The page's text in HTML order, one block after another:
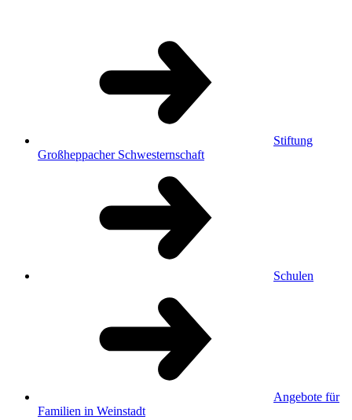
Stiftung
Großheppacher Schwesternschaft
Schulen
Angebote für
Familien in Weinstadt